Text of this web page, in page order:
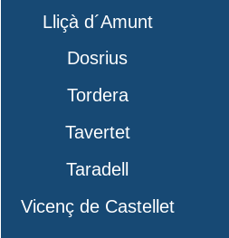
Lliçà d´Amunt
Dosrius
Tordera
Tavertet
Taradell
Vicenç de Castellet